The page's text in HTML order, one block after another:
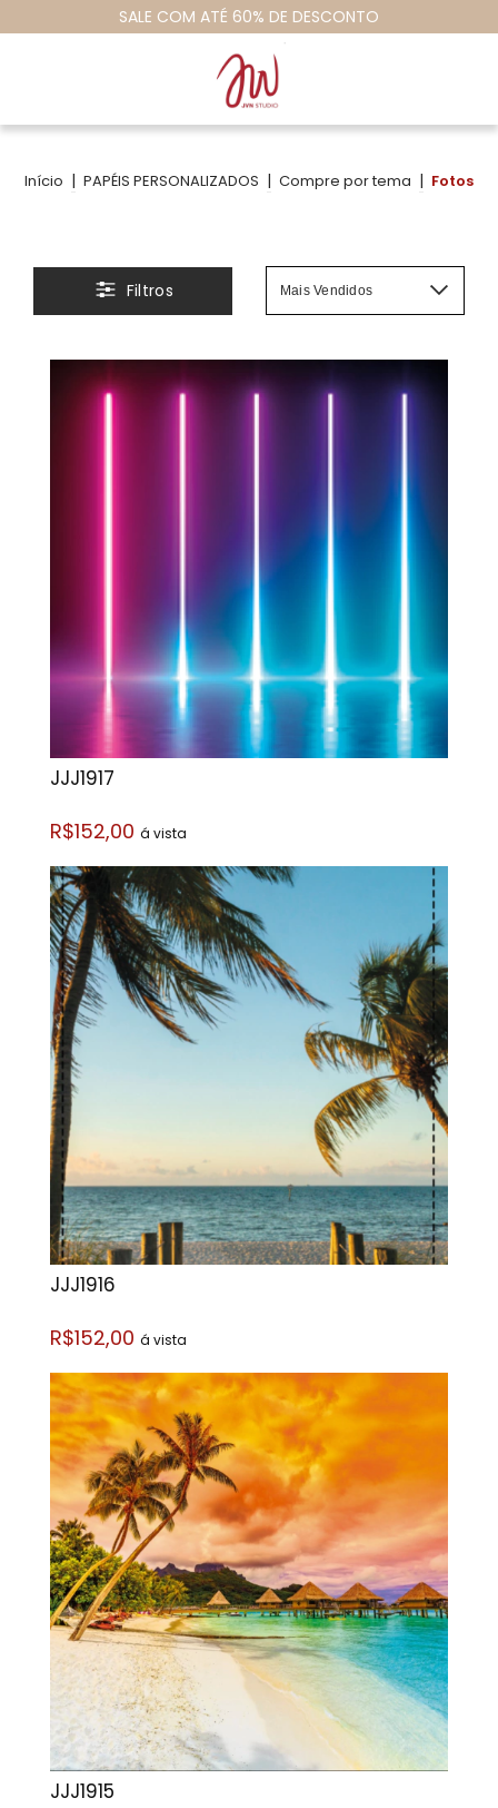
#vamosempapelaromundo
Início | PAPÉIS PERSONALIZADOS | Compre por tema | Fotos
Filtros
JJJ1917
R$152,00 á vista
JJJ1916
R$152,00 á vista
JJJ1915